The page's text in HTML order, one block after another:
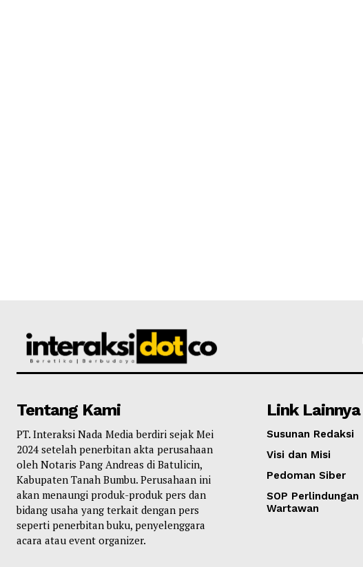
Tentang Kami
PT. Interaksi Nada Media berdiri sejak Mei
2024 setelah penerbitan akta perusahaan
oleh Notaris Pang Andreas di Batulicin,
Kabupaten Tanah Bumbu. Perusahaan ini
akan menaungi produk-produk pers dan
bidang usaha yang terkait dengan pers
seperti penerbitan buku, penyelenggara
acara atau event organizer.
Link Lainnya
Susunan Redaksi
Visi dan Misi
Pedoman Siber
SOP Perlindungan
Wartawan